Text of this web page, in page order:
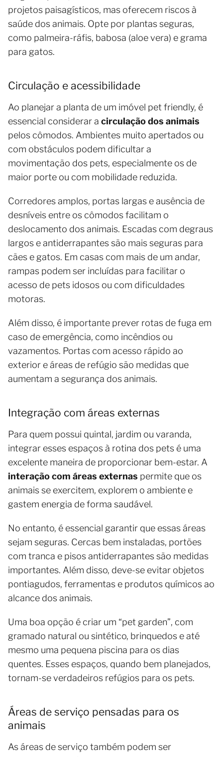
projetos paisagísticos, mas oferecem riscos à
saúde dos animais. Opte por plantas seguras,
como palmeira-ráfis, babosa (aloe vera) e grama
para gatos.
Circulação e acessibilidade
Ao planejar a planta de um imóvel pet friendly, é
essencial considerar a circulação dos animais
pelos cômodos. Ambientes muito apertados ou
com obstáculos podem dificultar a
movimentação dos pets, especialmente os de
maior porte ou com mobilidade reduzida.
Corredores amplos, portas largas e ausência de
desníveis entre os cômodos facilitam o
deslocamento dos animais. Escadas com degraus
largos e antiderrapantes são mais seguras para
cães e gatos. Em casas com mais de um andar,
rampas podem ser incluídas para facilitar o
acesso de pets idosos ou com dificuldades
motoras.
Além disso, é importante prever rotas de fuga em
caso de emergência, como incêndios ou
vazamentos. Portas com acesso rápido ao
exterior e áreas de refúgio são medidas que
aumentam a segurança dos animais.
Integração com áreas externas
Para quem possui quintal, jardim ou varanda,
integrar esses espaços à rotina dos pets é uma
excelente maneira de proporcionar bem-estar. A
interação com áreas externas permite que os
animais se exercitem, explorem o ambiente e
gastem energia de forma saudável.
No entanto, é essencial garantir que essas áreas
sejam seguras. Cercas bem instaladas, portões
com tranca e pisos antiderrapantes são medidas
importantes. Além disso, deve-se evitar objetos
pontiagudos, ferramentas e produtos químicos ao
alcance dos animais.
Uma boa opção é criar um “pet garden”, com
gramado natural ou sintético, brinquedos e até
mesmo uma pequena piscina para os dias
quentes. Esses espaços, quando bem planejados,
tornam-se verdadeiros refúgios para os pets.
Áreas de serviço pensadas para os
animais
As áreas de serviço também podem ser